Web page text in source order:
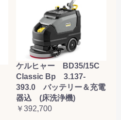
ケルヒャー BD35/15C
Classic Bp 3.137-
393.0 バッテリー＆充電
器込 (床洗浄機)
￥392,700